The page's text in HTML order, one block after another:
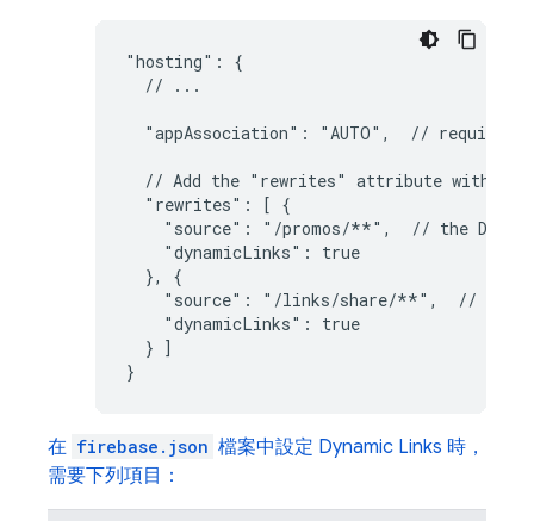
"hosting": {
  // ...
"appAssociation": "AUTO",  // required
// Add the "rewrites" attribute within
  "rewrites": [ {
    "source": "/promos/**",  // the
    "dynamicLinks": true
  }, {
    "source": "/links/share/**",  // the
    "dynamicLinks": true
  } ]
}
在 firebase.json 檔案中設定 Dynamic Links 時，
需要下列項目：